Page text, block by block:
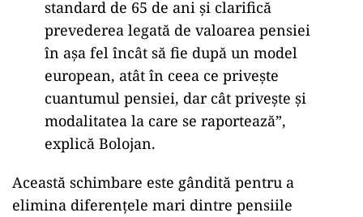
standard de 65 de ani și clarifică
prevederea legată de valoarea pensiei
în așa fel încât să fie după un model
european, atât în ceea ce privește
cuantumul pensiei, dar cât privește și
modalitatea la care se raportează”,
explică Bolojan.
Această schimbare este gândită pentru a
elimina diferențele mari dintre pensiile